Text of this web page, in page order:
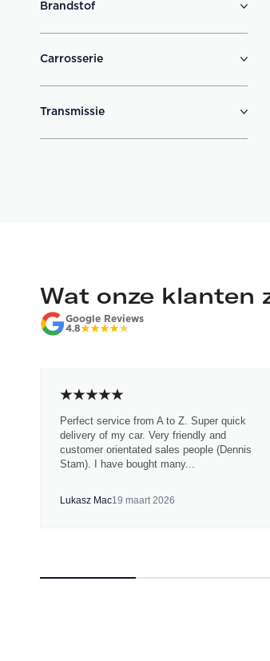
Brandstof
Carrosserie
Transmissie
Wat onze klanten
Google Reviews
4.8
Perfect service from A to Z. Super quick
delivery of my car. Very friendly and
customer orientated sales people (Dennis
Stam). I have bought many...
Lukasz Mac19 maart 2026